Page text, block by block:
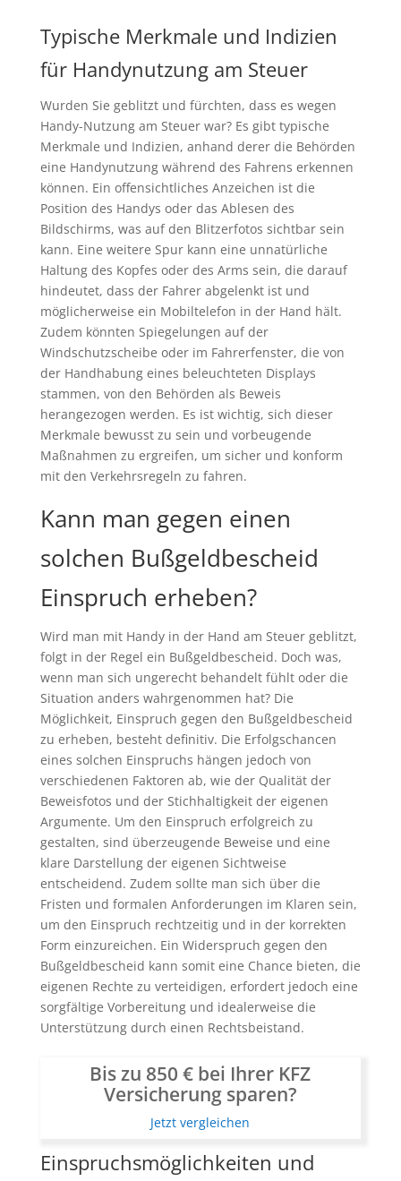
Typische Merkmale und Indizien
für Handynutzung am Steuer
Wurden Sie geblitzt und fürchten, dass es wegen
Handy-Nutzung am Steuer war? Es gibt typische
Merkmale und Indizien, anhand derer die Behörden
eine Handynutzung während des Fahrens erkennen
können. Ein offensichtliches Anzeichen ist die
Position des Handys oder das Ablesen des
Bildschirms, was auf den Blitzerfotos sichtbar sein
kann. Eine weitere Spur kann eine unnatürliche
Haltung des Kopfes oder des Arms sein, die darauf
hindeutet, dass der Fahrer abgelenkt ist und
möglicherweise ein Mobiltelefon in der Hand hält.
Zudem könnten Spiegelungen auf der
Windschutzscheibe oder im Fahrerfenster, die von
der Handhabung eines beleuchteten Displays
stammen, von den Behörden als Beweis
herangezogen werden. Es ist wichtig, sich dieser
Merkmale bewusst zu sein und vorbeugende
Maßnahmen zu ergreifen, um sicher und konform
mit den Verkehrsregeln zu fahren.
Kann man gegen einen
solchen Bußgeldbescheid
Einspruch erheben?
Wird man mit Handy in der Hand am Steuer geblitzt,
folgt in der Regel ein Bußgeldbescheid. Doch was,
wenn man sich ungerecht behandelt fühlt oder die
Situation anders wahrgenommen hat? Die
Möglichkeit, Einspruch gegen den Bußgeldbescheid
zu erheben, besteht definitiv. Die Erfolgschancen
eines solchen Einspruchs hängen jedoch von
verschiedenen Faktoren ab, wie der Qualität der
Beweisfotos und der Stichhaltigkeit der eigenen
Argumente. Um den Einspruch erfolgreich zu
gestalten, sind überzeugende Beweise und eine
klare Darstellung der eigenen Sichtweise
entscheidend. Zudem sollte man sich über die
Fristen und formalen Anforderungen im Klaren sein,
um den Einspruch rechtzeitig und in der korrekten
Form einzureichen. Ein Widerspruch gegen den
Bußgeldbescheid kann somit eine Chance bieten, die
eigenen Rechte zu verteidigen, erfordert jedoch eine
sorgfältige Vorbereitung und idealerweise die
Unterstützung durch einen Rechtsbeistand.
Bis zu 850 € bei Ihrer KFZ
Versicherung sparen?
Jetzt vergleichen
Einspruchsmöglichkeiten und